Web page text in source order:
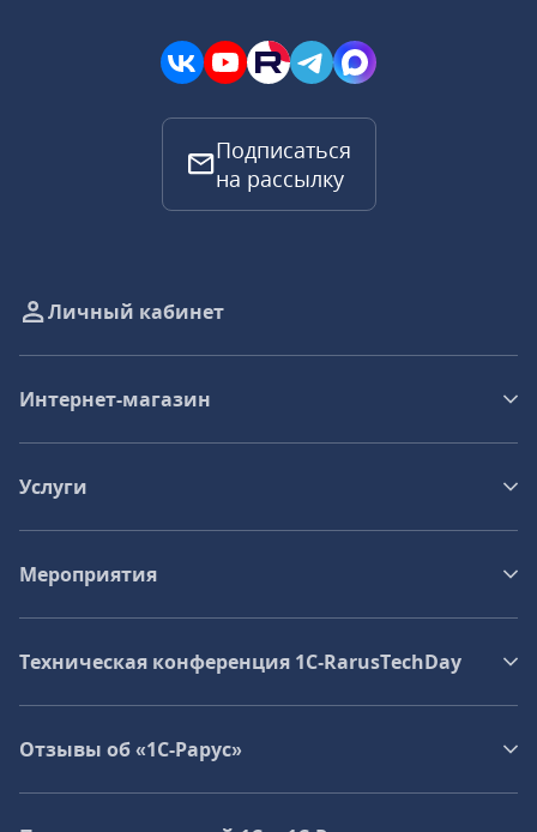
Подписаться
на рассылку
Личный кабинет
Интернет-магазин
Услуги
Мероприятия
Техническая конференция 1C‑RarusTechDay
Отзывы об «1С-Рарус»